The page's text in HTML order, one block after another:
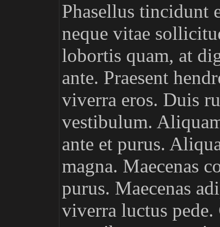
Phasellus tincidunt
neque vitae
lobortis quam, at
ante. Praesent
viverra eros. Duis
vestibulum.
ante et purus.
magna. Maecenas
purus. Maecenas
viverra luctus